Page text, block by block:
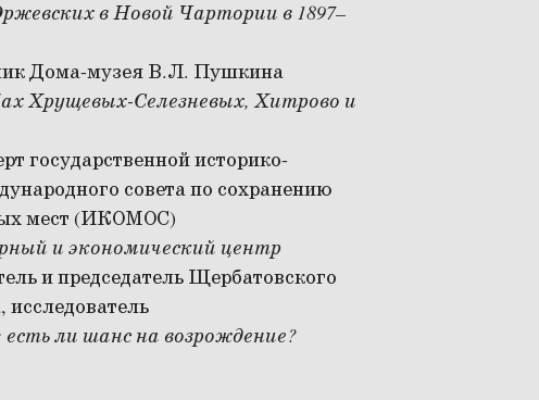
в Новой Чартории в 1897–
Дома-музея В.Л. Пушкина
Хрущевых-Селезневых, Хитрово и
государственной историко-
совета по сохранению
мест (ИКОМОС)
и экономический центр
и председатель Щербатовского
исследователь
ли шанс на возрождение?